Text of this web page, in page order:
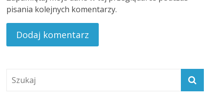
pisania kolejnych komentarzy.